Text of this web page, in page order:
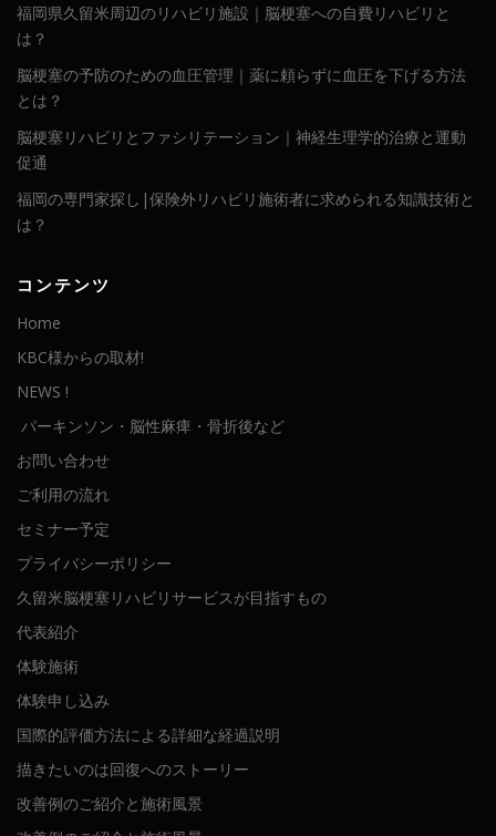
福岡県久留米周辺のリハビリ施設｜脳梗塞への自費リハビリと
は？
脳梗塞の予防のための血圧管理｜薬に頼らずに血圧を下げる方法
とは？
脳梗塞リハビリとファシリテーション｜神経生理学的治療と運動
促通
福岡の専門家探し|保険外リハビリ施術者に求められる知識技術と
は？
コンテンツ
Home
KBC様からの取材!
NEWS !
パーキンソン・脳性麻痺・骨折後など
お問い合わせ
ご利用の流れ
セミナー予定
プライバシーポリシー
久留米脳梗塞リハビリサービスが目指すもの
代表紹介
体験施術
体験申し込み
国際的評価方法による詳細な経過説明
描きたいのは回復へのストーリー
改善例のご紹介と施術風景